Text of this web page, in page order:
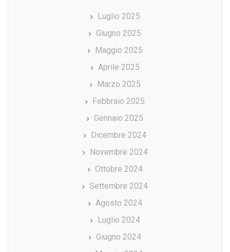
Luglio 2025
Giugno 2025
Maggio 2025
Aprile 2025
Marzo 2025
Febbraio 2025
Gennaio 2025
Dicembre 2024
Novembre 2024
Ottobre 2024
Settembre 2024
Agosto 2024
Luglio 2024
Giugno 2024